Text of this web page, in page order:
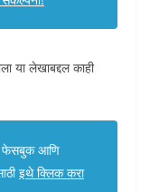
या लेखाबद्दल काही
फेसबुक आणि
इथे क्लिक करा